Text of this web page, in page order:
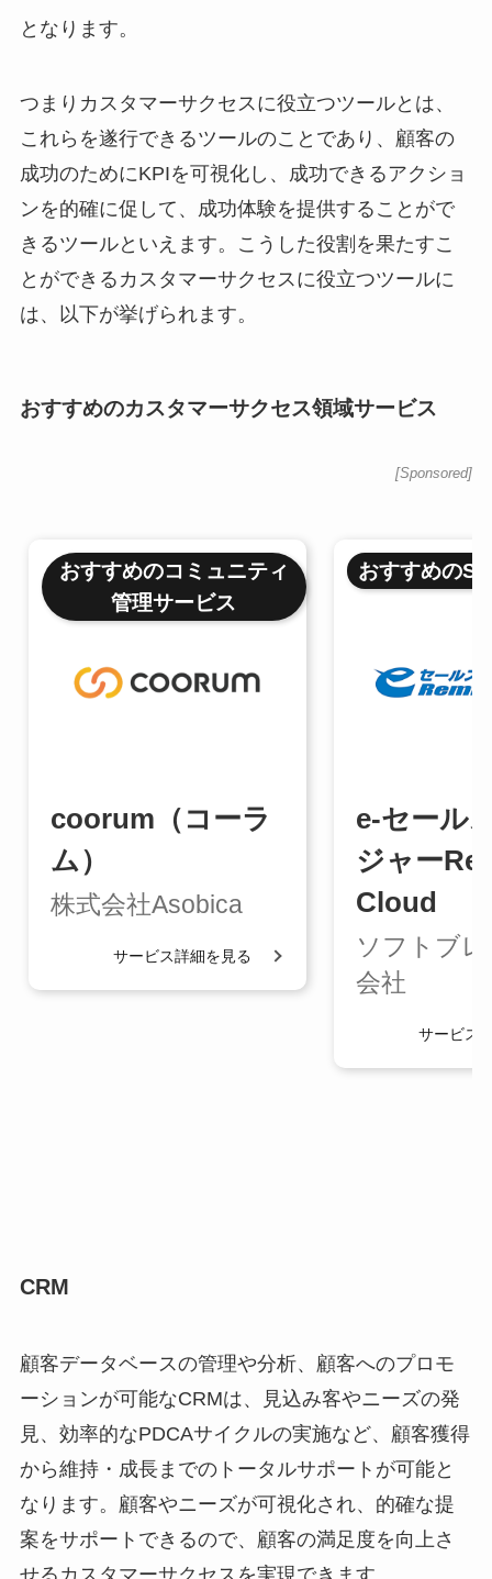
となります。
つまりカスタマーサクセスに役立つツールとは、
これらを遂行できるツールのことであり、顧客の
成功のためにKPIを可視化し、成功できるアクショ
ンを的確に促して、成功体験を提供することがで
きるツールといえます。こうした役割を果たすこ
とができるカスタマーサクセスに役立つツールに
は、以下が挙げられます。
おすすめのカスタマーサクセス領域サービス
[Sponsored]
おすすめのコミュニティ
管理サービス
coorum（コーラ
ム）
株式会社Asobica
サービス詳細を見る
おすすめの
e-セール
ジャー
Cloud
ソフトブ
会社
サービス
CRM
顧客データベースの管理や分析、顧客へのプロモ
ーションが可能なCRMは、見込み客やニーズの発
見、効率的なPDCAサイクルの実施など、顧客獲得
から維持・成長までのトータルサポートが可能と
なります。顧客やニーズが可視化され、的確な提
案をサポートできるので、顧客の満足度を向上さ
せるカスタマーサクセスを実現できます。